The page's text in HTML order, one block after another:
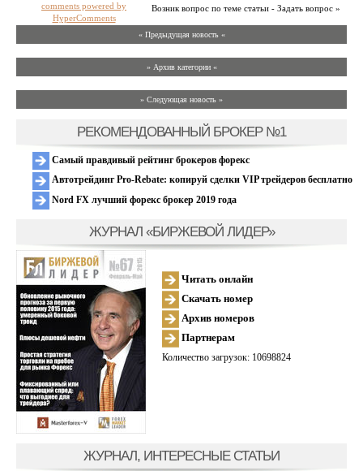
Возник вопрос по теме статьи - Задать вопрос »
comments powered by
HyperComments
« Предыдущая новость «
» Архив категории «
» Следующая новость »
РЕКОМЕНДОВАННЫЙ БРОКЕР №1
Самый правдивый рейтинг брокеров форекс
Автотрейдинг Pro-Rebate: копируй сделки VIP трейдеров бесплатно
Nord FX лучший форекс брокер 2019 года
ЖУРНАЛ «БИРЖЕВОЙ ЛИДЕР»
Читать онлайн
Скачать номер
Архив номеров
Партнерам
Количество загрузок: 10698824
ЖУРНАЛ, ИНТЕРЕСНЫЕ СТАТЬИ